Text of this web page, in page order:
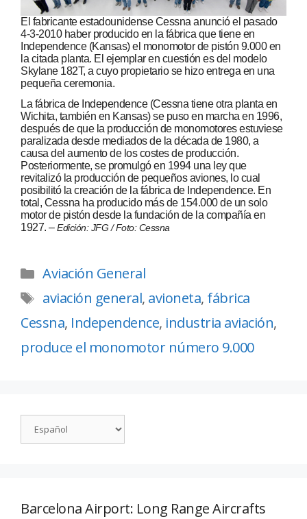
El fabricante estadounidense Cessna anunció el pasado
4-3-2010 haber producido en la fábrica que tiene en
Independence (Kansas) el monomotor de pistón 9.000 en
la citada planta. El ejemplar en cuestión es del modelo
Skylane 182T, a cuyo propietario se hizo entrega en una
pequeña ceremonia.
La fábrica de Independence (Cessna tiene otra planta en
Wichita, también en Kansas) se puso en marcha en 1996,
después de que la producción de monomotores estuviese
paralizada desde mediados de la década de 1980, a
causa del aumento de los costes de producción.
Posteriormente, se promulgó en 1994 una ley que
revitalizó la producción de pequeños aviones, lo cual
posibilitó la creación de la fábrica de Independence. En
total, Cessna ha producido más de 154.000 de un solo
motor de pistón desde la fundación de la compañía en
1927. –Edición: JFG / Foto: Cessna
Aviación General
aviación general, avioneta, fábrica
Cessna, Independence, industria aviación,
produce el monomotor número 9.000
Barcelona Airport: Long Range Aircrafts